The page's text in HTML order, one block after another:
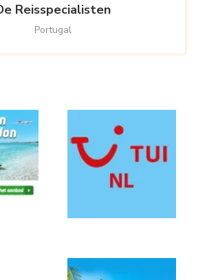
Reisspecialisten
Portugal